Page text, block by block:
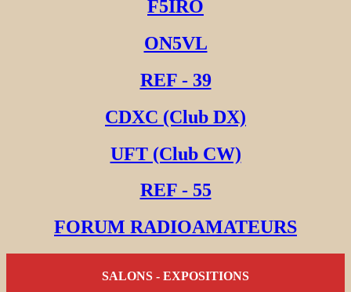
F5IRO
ON5VL
REF - 39
CDXC (Club DX)
UFT (Club CW)
REF - 55
FORUM RADIOAMATEURS
SALONS - EXPOSITIONS